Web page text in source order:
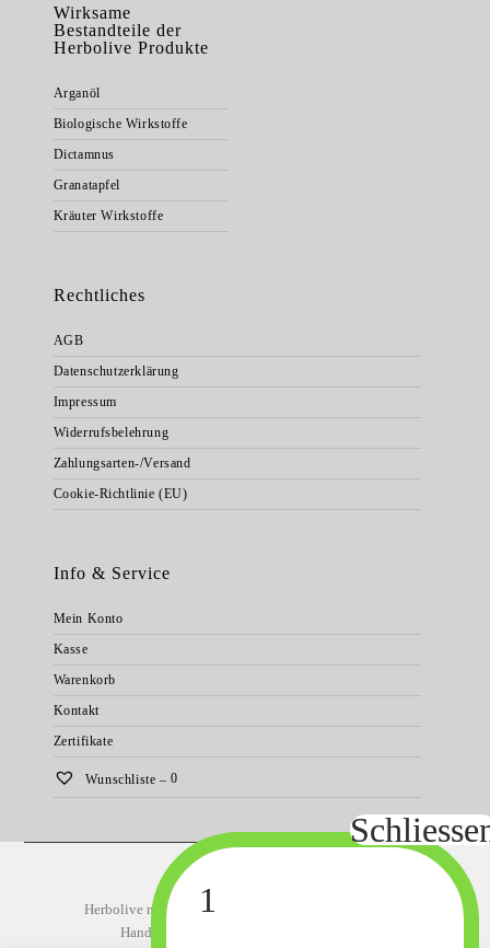
Wirksame
Bestandteile der
Herbolive Produkte
Arganöl
Biologische Wirkstoffe
Dictamnus
Granatapfel
Kräuter Wirkstoffe
Rechtliches
AGB
Datenschutzerklärung
Impressum
Widerrufsbelehrung
Zahlungsarten-/Versand
Cookie-Richtlinie (EU)
Info & Service
Mein Konto
Kasse
Warenkorb
Kontakt
Zertifikate
Wunschliste –0
Natürliche Körperpflege
Herbolive natürliche Körperpflege
Hand und Fußpflege